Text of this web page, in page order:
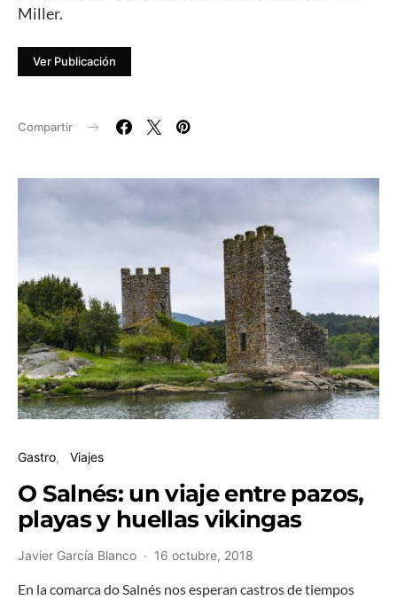
Miller.
Ver Publicación
Compartir
Gastro Viajes
O Salnés: un viaje entre pazos,
playas y huellas vikingas
Javier García Blanco 16 octubre, 2018
En la comarca do Salnés nos esperan castros de tiempos